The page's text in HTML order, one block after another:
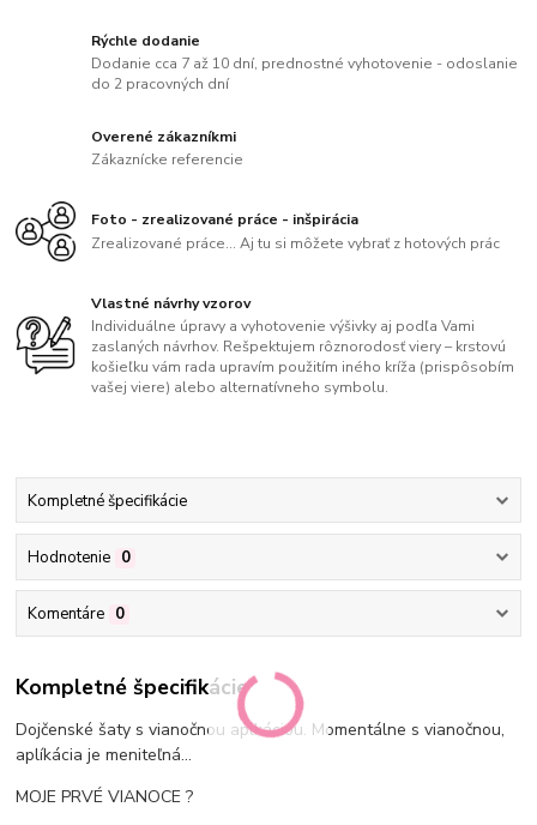
Rýchle dodanie
Dodanie cca 7 až 10 dní, prednostné vyhotovenie - odoslanie
do 2 pracovných dní
Overené zákazníkmi
Zákaznícke referencie
Foto - zrealizované práce - inšpirácia
Zrealizované práce... Aj tu si môžete vybrať z hotových prác
Vlastné návrhy vzorov
Individuálne úpravy a vyhotovenie výšivky aj podľa Vami
zaslaných návrhov. Rešpektujem rôznorodosť viery – krstovú
košieľku vám rada upravím použitím iného kríža (prispôsobím
vašej viere) alebo alternatívneho symbolu.
Kompletné špecifikácie
Hodnotenie 0
Komentáre 0
Kompletné špecifikácie
Dojčenské šaty s vianočnou aplkáciou. Momentálne s vianočnou,
aplíkácia je meniteľná...
MOJE PRVÉ VIANOCE ?